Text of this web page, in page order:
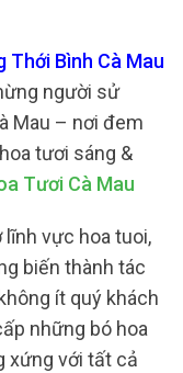
Thới Bình Cà Mau
người sử
Mau – nơi đem
tươi sáng &
Tươi Cà Mau
lĩnh vực hoa tuoi,
biến thành tác
ít quý khách
những bó hoa
xứng với tất cả